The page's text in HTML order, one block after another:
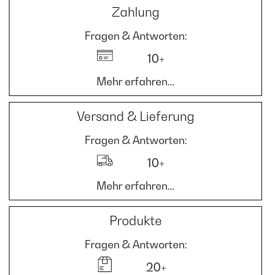
Zahlung
Fragen & Antworten:
10+
Mehr erfahren...
Versand & Lieferung
Fragen & Antworten:
10+
Mehr erfahren...
Produkte
Fragen & Antworten:
20+